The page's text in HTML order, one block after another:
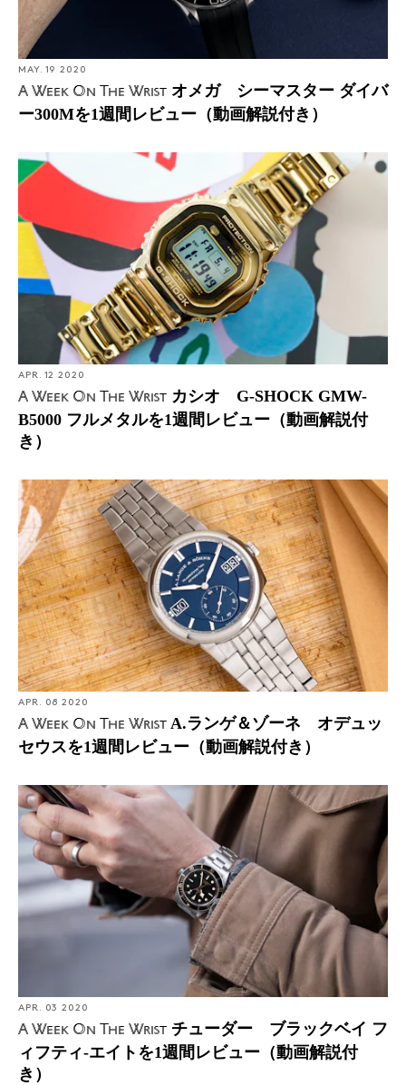
MAY. 19 2020
A Week On The Wrist オメガ シーマスター ダイバ
ー300Mを1週間レビュー（動画解説付き）
APR. 12 2020
A Week On The Wrist カシオ G-SHOCK GMW-
B5000 フルメタルを1週間レビュー（動画解説付
き）
APR. 08 2020
A Week On The Wrist A.ランゲ＆ゾーネ オデュッ
セウスを1週間レビュー（動画解説付き）
APR. 03 2020
A Week On The Wrist チューダー ブラックベイ フ
ィフティ-エイトを1週間レビュー（動画解説付
き）